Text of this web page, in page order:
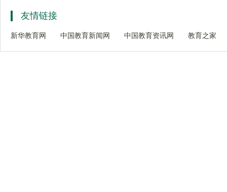
友情链接
新华教育网 中国教育新闻网 中国教育资讯网 教育之家